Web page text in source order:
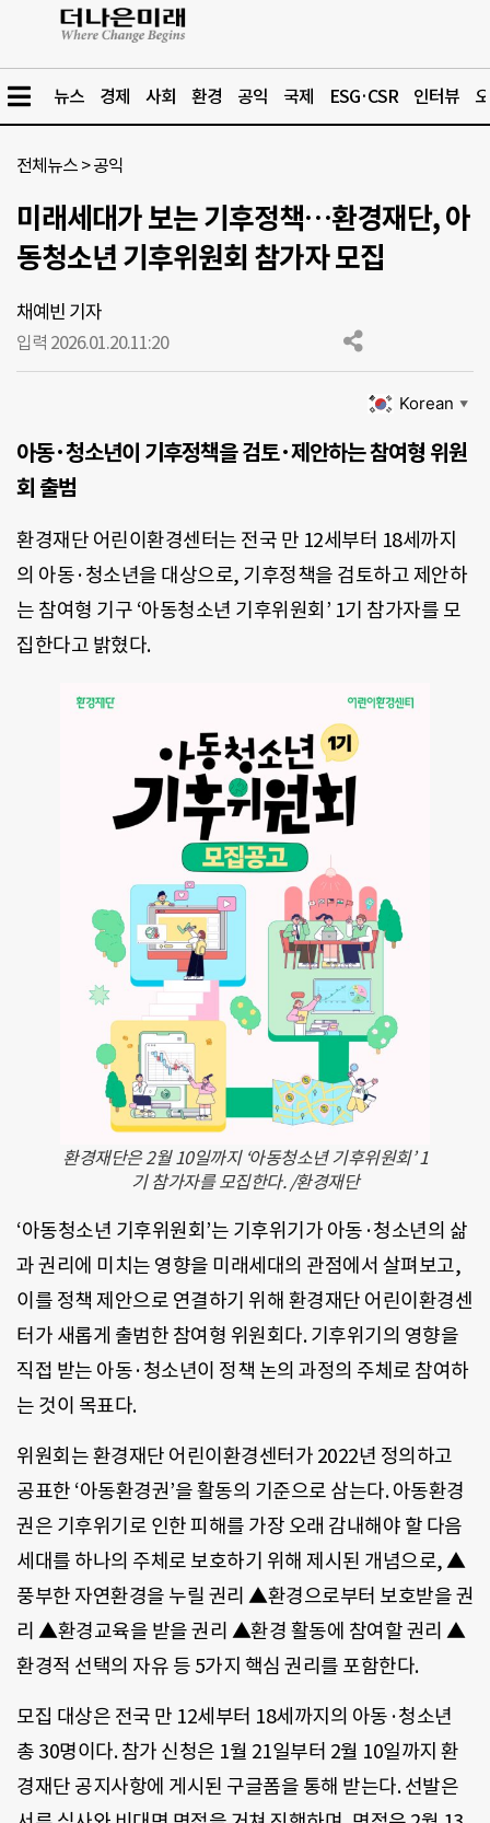
뉴스 경제 사회 환경 공익 국제 ESG·CSR 인터뷰
전체뉴스 >공익
미래세대가 보는 기후정책…환경재단, 아
동청소년 기후위원회 참가자 모집
채예빈 기자
입력 2026.01.20.11:20
Korean ▼
아동·청소년이 기후정책을 검토·제안하는 참여형 위원
회 출범
환경재단 어린이환경센터는 전국 만 12세부터 18세까지
의 아동·청소년을 대상으로, 기후정책을 검토하고 제안하
는 참여형 기구 ‘아동청소년 기후위원회’ 1기 참가자를 모
집한다고 밝혔다.
환경재단은 2월 10일까지 ‘아동청소년 기후위원회’ 1
기 참가자를 모집한다. /환경재단
‘아동청소년 기후위원회’는 기후위기가 아동·청소년의 삶
과 권리에 미치는 영향을 미래세대의 관점에서 살펴보고,
이를 정책 제안으로 연결하기 위해 환경재단 어린이환경센
터가 새롭게 출범한 참여형 위원회다. 기후위기의 영향을
직접 받는 아동·청소년이 정책 논의 과정의 주체로 참여하
는 것이 목표다.
위원회는 환경재단 어린이환경센터가 2022년 정의하고
공표한 ‘아동환경권’을 활동의 기준으로 삼는다. 아동환경
권은 기후위기로 인한 피해를 가장 오래 감내해야 할 다음
세대를 하나의 주체로 보호하기 위해 제시된 개념으로, ▲
풍부한 자연환경을 누릴 권리 ▲환경으로부터 보호받을 권
리 ▲환경교육을 받을 권리 ▲환경 활동에 참여할 권리 ▲
환경적 선택의 자유 등 5가지 핵심 권리를 포함한다.
모집 대상은 전국 만 12세부터 18세까지의 아동·청소년
총 30명이다. 참가 신청은 1월 21일부터 2월 10일까지 환
경재단 공지사항에 게시된 구글폼을 통해 받는다. 선발은